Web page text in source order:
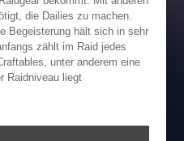
die Dailies zu machen.
Begeisterung hält sich in sehr
zählt im Raid jedes
unter anderem eine
Raidniveau liegt